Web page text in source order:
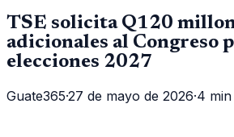
TSE solicita Q120
adicionales al Congreso
elecciones 2027
Guate365·27 de mayo de 2026·4